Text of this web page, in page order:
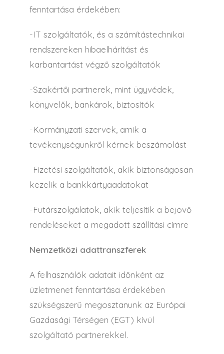
fenntartása érdekében:
-IT szolgáltatók, és a számítástechnikai
rendszereken hibaelhárítást és
karbantartást végző szolgáltatók
-Szakértői partnerek, mint ügyvédek,
könyvelők, bankárok, biztosítók
-Kormányzati szervek, amik a
tevékenységünkről kérnek beszámolást
-Fizetési szolgáltatók, akik biztonságosan
kezelik a bankkártyaadatokat
-Futárszolgálatok, akik teljesítik a bejövő
rendeléseket a megadott szállítási címre
Nemzetközi adattranszferek
A felhasználók adatait időnként az
üzletmenet fenntartása érdekében
szükségszerű megosztanunk az Európai
Gazdasági Térségen (EGT) kívül
szolgáltató partnerekkel.